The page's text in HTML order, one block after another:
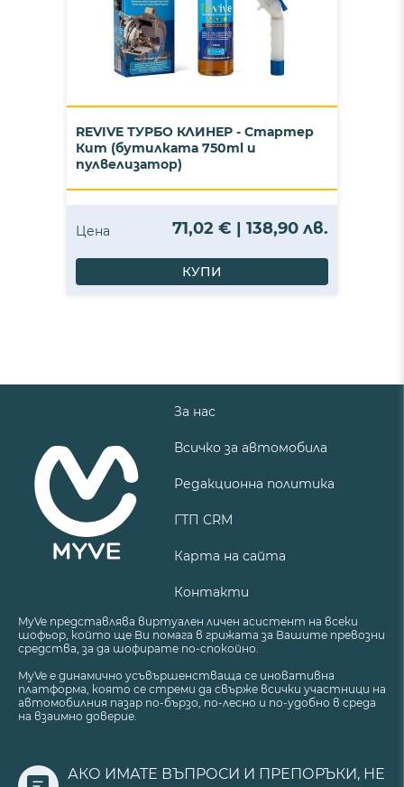
REVIVE ТУРБО КЛИНЕР - Стартер
Кит (бутилката 750ml и
пулвелизатор)
Цена 71,02 € | 138,90 лв.
КУПИ
За нас
Всичко за автомобила
Редакционна политика
ГТП CRM
Карта на сайта
Контакти
MyVe представлява виртуален личен асистент на всеки
шофьор, който ще Ви помага в грижата за Вашите превозни
средства, за да шофирате по-спокойно.
MyVe е динамично усъвършенстваща се иновативна
платформа, която се стреми да свърже всички участници на
автомобилния пазар по-бързо, по-лесно и по-удобно в среда
на взаимно доверие.
АКО ИМАТЕ ВЪПРОСИ И ПРЕПОРЪКИ, НЕ